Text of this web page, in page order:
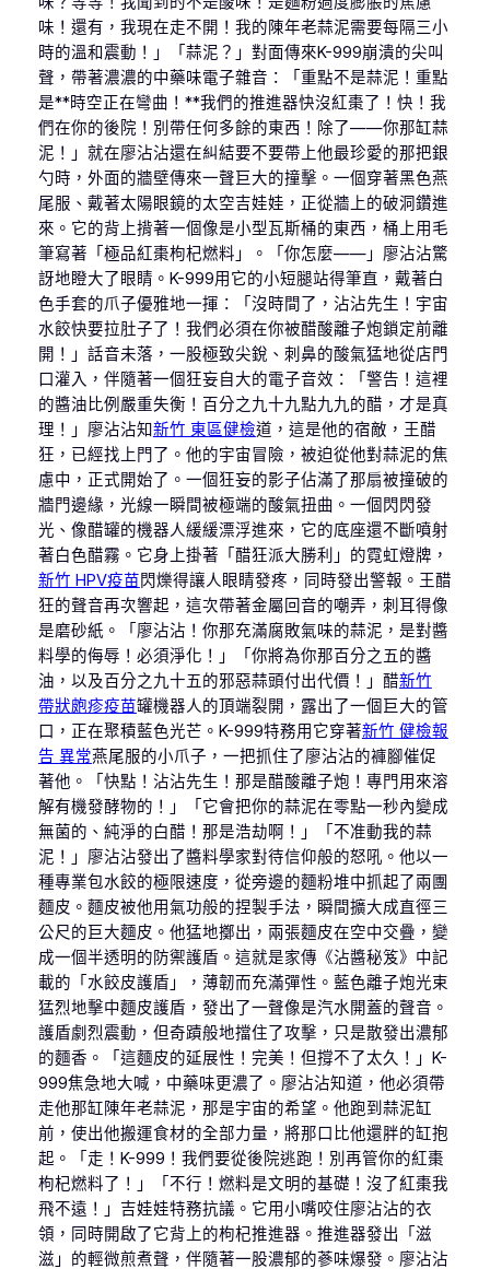
味！還有，我現在走不開！我的陳年老蒜泥需要每隔三小
時的溫和震動！」「蒜泥？」對面傳來K-999崩潰的尖叫
聲，帶著濃濃的中藥味電子雜音：「重點不是蒜泥！重點
是**時空正在彎曲！**我們的推進器快沒紅棗了！快！我
們在你的後院！別帶任何多餘的東西！除了——你那缸蒜
泥！」就在廖沾沾還在糾結要不要帶上他最珍愛的那把銀
勺時，外面的牆壁傳來一聲巨大的撞擊。一個穿著黑色燕
尾服、戴著太陽眼鏡的太空吉娃娃，正從牆上的破洞鑽進
來。它的背上揹著一個像是小型瓦斯桶的東西，桶上用毛
筆寫著「極品紅棗枸杞燃料」。「你怎麼——」廖沾沾驚
訝地瞪大了眼睛。K-999用它的小短腿站得筆直，戴著白
色手套的爪子優雅地一揮：「沒時間了，沾沾先生！宇宙
水餃快要拉肚子了！我們必須在你被醋酸離子炮鎖定前離
開！」話音未落，一股極致尖銳、刺鼻的酸氣猛地從店門
口灌入，伴隨著一個狂妄自大的電子音效：「警告！這裡
的醬油比例嚴重失衡！百分之九十九點九九的醋，才是真
理！」廖沾沾知新竹 東區健檢道，這是他的宿敵，王醋
狂，已經找上門了。他的宇宙冒險，被迫從他對蒜泥的焦
慮中，正式開始了。一個狂妄的影子佔滿了那扇被撞破的
牆門邊緣，光線一瞬間被極端的酸氣扭曲。一個閃閃發
光、像醋罐的機器人緩緩漂浮進來，它的底座還不斷噴射
著白色醋霧。它身上掛著「醋狂派大勝利」的霓虹燈牌，
新竹 HPV疫苗閃爍得讓人眼睛發疼，同時發出警報。王醋
狂的聲音再次響起，這次帶著金屬回音的嘲弄，刺耳得像
是磨砂紙。「廖沾沾！你那充滿腐敗氣味的蒜泥，是對醬
料學的侮辱！必須淨化！」「你將為你那百分之五的醬
油，以及百分之九十五的邪惡蒜頭付出代價！」醋新竹
帶狀皰疹疫苗罐機器人的頂端裂開，露出了一個巨大的管
口，正在聚積藍色光芒。K-999特務用它穿著新竹 健檢報
告 異常燕尾服的小爪子，一把抓住了廖沾沾的褲腳催促
著他。「快點！沾沾先生！那是醋酸離子炮！專門用來溶
解有機發酵物的！」「它會把你的蒜泥在零點一秒內變成
無菌的、純淨的白醋！那是浩劫啊！」「不准動我的蒜
泥！」廖沾沾發出了醬料學家對待信仰般的怒吼。他以一
種專業包水餃的極限速度，從旁邊的麵粉堆中抓起了兩團
麵皮。麵皮被他用氣功般的捏製手法，瞬間擴大成直徑三
公尺的巨大麵皮。他猛地擲出，兩張麵皮在空中交疊，變
成一個半透明的防禦護盾。這就是家傳《沾醬秘笈》中記
載的「水餃皮護盾」，薄韌而充滿彈性。藍色離子炮光束
猛烈地擊中麵皮護盾，發出了一聲像是汽水開蓋的聲音。
護盾劇烈震動，但奇蹟般地擋住了攻擊，只是散發出濃郁
的麵香。「這麵皮的延展性！完美！但撐不了太久！」K-
999焦急地大喊，中藥味更濃了。廖沾沾知道，他必須帶
走他那缸陳年老蒜泥，那是宇宙的希望。他跑到蒜泥缸
前，使出他搬運食材的全部力量，將那口比他還胖的缸抱
起。「走！K-999！我們要從後院逃跑！別再管你的紅棗
枸杞燃料了！」「不行！燃料是文明的基礎！沒了紅棗我
飛不遠！」吉娃娃特務抗議。它用小嘴咬住廖沾沾的衣
領，同時開啟了它背上的枸杞推進器。推進器發出「滋
滋」的輕微煎煮聲，伴隨著一股濃郁的蔘味爆發。廖沾沾